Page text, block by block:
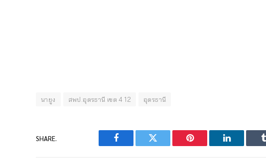
นายูง สพป.อุดรธานี เขต 4 12 อุดรธานี
SHARE.
Facebook Twitter Pinterest LinkedIn